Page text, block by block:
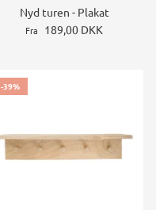
Nyd turen - Plakat
Fra 189,00 DKK
-39%